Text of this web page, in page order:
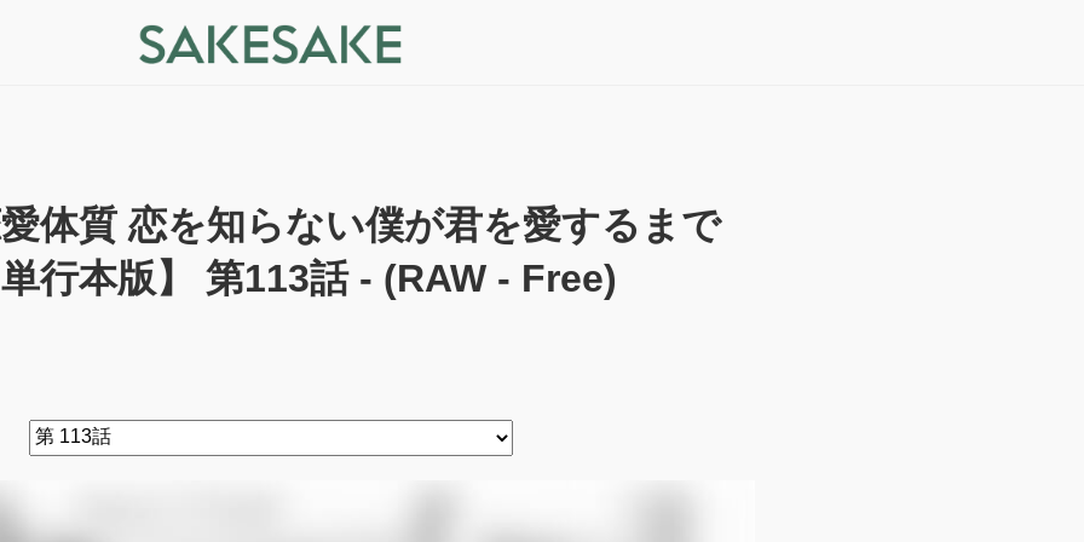
体質 恋を知らない僕が君を愛するまで
行本版】 第113話 - (RAW - Free)